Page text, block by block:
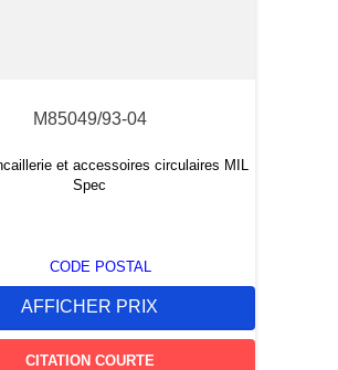
M85049/93-04
et accessoires circulaires MIL
Spec
CODE POSTAL
AFFICHER PRIX
CITATION COURTE